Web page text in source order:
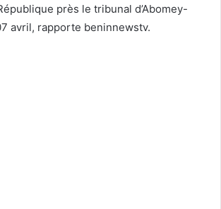
près le tribunal d’Abomey-
avril, rapporte beninnewstv.